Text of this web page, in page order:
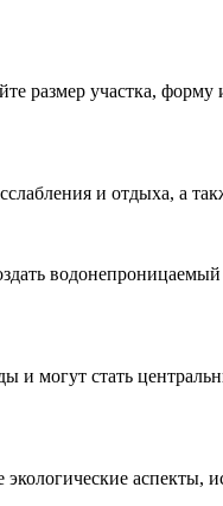
размер участка,
и отдыха, а
могут стать
аспекты,